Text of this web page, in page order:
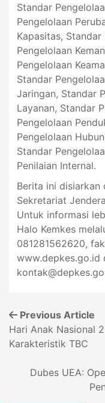
Standar
Pengelolaan
Kapasitas,
Pengelolaan
Pengelolaan
Standar
Jaringan, Standar
Layanan, Standar
Pengelolaan
Pengelolaan
Standar
Penilaian Internal.
Berita ini disiarkan
Sekretariat
Untuk informasi
Halo Kemkes
081281562620,
www.depkes.go.id
Previous Article
Hari Anak Nasional
Karakteristik TBC
Dubes UEA: